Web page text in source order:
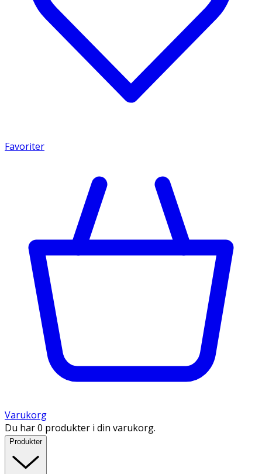
Favoriter
Varukorg
Du har 0 produkter i din varukorg.
Produkter